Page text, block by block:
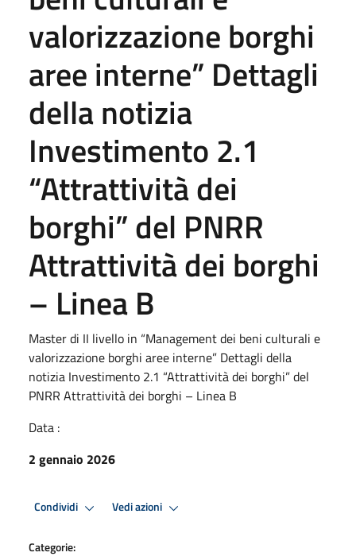
valorizzazione borghi
aree interne” Dettagli
della notizia
Investimento 2.1
“Attrattività dei
borghi” del PNRR
Attrattività dei borghi
– Linea B
Master di II livello in “Management dei beni culturali e
valorizzazione borghi aree interne” Dettagli della
notizia Investimento 2.1 “Attrattività dei borghi” del
PNRR Attrattività dei borghi – Linea B
Data :
2 gennaio 2026
Condividi Vedi azioni
Categorie: